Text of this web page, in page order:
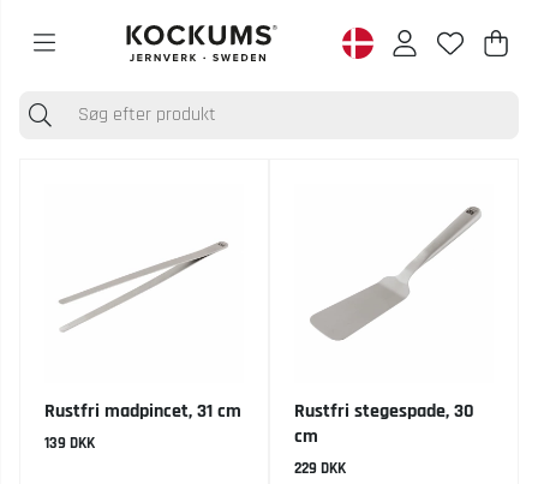
.
Rustfri madpincet, 31 cm
139 DKK
Rustfri stegespade, 30
cm
229 DKK